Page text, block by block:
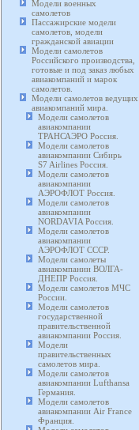
Модели военных
самолетов
Пассажирские модели
самолетов, модели
гражданской авиации
Модели самолетов
Российского производства,
готовые и под заказ любых
авиакомпаний и марок
самолетов.
Модели самолетов ведущих
авиакомпаний мира.
Модели самолетов
авиакомпании
ТРАНСАЭРО Россия.
Модели самолетов
авиакомпании Сибирь
S7 Airlines Россия.
Модели самолетов
авиакомпании
АЭРОФЛОТ Россия.
Модели самолетов
авиакомпании
NORDAVIA Россия.
Модели самолетов
авиакомпании
АЭРОФЛОТ СССР.
Модели самолеты
авиакомпании ВОЛГА-
ДНЕПР Россия.
Модели самолетов МЧС
России.
Модели самолетов
государственной
правительственной
авиакомпании Россия.
Модели
правительственных
самолетов мира.
Модели самолетов
авиакомпании Lufthansa
Германия.
Модели самолетов
авиакомпании Air France
Франция.